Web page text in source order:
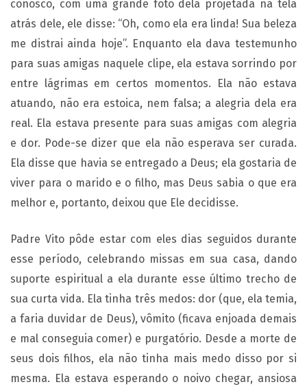
conosco, com uma grande foto dela projetada na tela
atrás dele, ele disse: “Oh, como ela era linda! Sua beleza
me distrai ainda hoje”. Enquanto ela dava testemunho
para suas amigas naquele clipe, ela estava sorrindo por
entre lágrimas em certos momentos. Ela não estava
atuando, não era estoica, nem falsa; a alegria dela era
real. Ela estava presente para suas amigas com alegria
e dor. Pode-se dizer que ela não esperava ser curada.
Ela disse que havia se entregado a Deus; ela gostaria de
viver para o marido e o filho, mas Deus sabia o que era
melhor e, portanto, deixou que Ele decidisse.
Padre Vito pôde estar com eles dias seguidos durante
esse período, celebrando missas em sua casa, dando
suporte espiritual a ela durante esse último trecho de
sua curta vida. Ela tinha três medos: dor (que, ela temia,
a faria duvidar de Deus), vômito (ficava enjoada demais
e mal conseguia comer) e purgatório. Desde a morte de
seus dois filhos, ela não tinha mais medo disso por si
mesma. Ela estava esperando o noivo chegar, ansiosa